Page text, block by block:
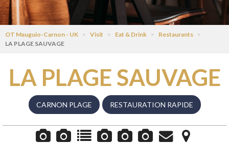
OT Mauguio-Carnon - UK > Visit > Eat & Drink > Restaurants >
LA PLAGE SAUVAGE
LA PLAGE SAUVAGE
CARNON PLAGE RESTAURATION RAPIDE